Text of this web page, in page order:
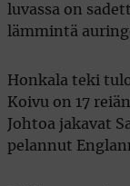
luvassa on
lämmintä
Honkala teki
Koivu on 17
Johtoa jakavat
pelannut